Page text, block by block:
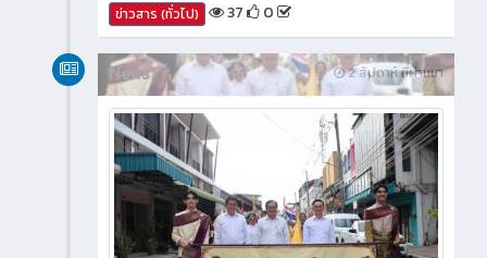
ข่าวสาร (ทั่วไป) 37 0
2 สัปดาห์ ที่ผ่านมา
News